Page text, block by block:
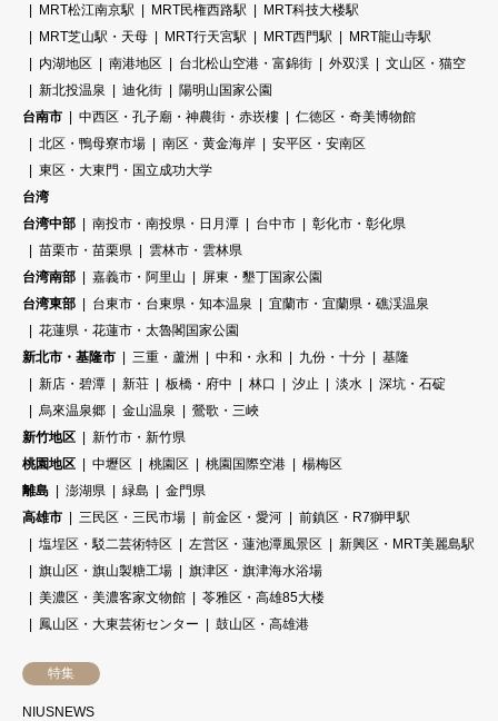
MRT松江南京駅
MRT民権西路駅
MRT科技大楼駅
MRT芝山駅・天母
MRT行天宮駅 MRT西門駅
MRT龍山寺駅
内湖地区
南港地区 台北松山空港・富錦街 外双渓
文山区・猫空
新北投温泉
迪化街
陽明山国家公園
台南市
中西区・孔子廟・神農街・赤崁樓
仁徳区・奇美博物館
北区・鴨母寮市場
南区・黄金海岸
安平区・安南区
東区・大東門・国立成功大学
台湾
台湾中部
南投市・南投県・日月潭 台中市
彰化市・彰化県
苗栗市・苗栗県
雲林市・雲林県
台湾南部
嘉義市・阿里山
屏東・墾丁国家公園
台湾東部
台東市・台東県・知本温泉
宜蘭市・宜蘭県・礁渓温泉
花蓮県・花蓮市・太魯閣国家公園
新北市・基隆市
三重・蘆洲 中和・永和 九份・十分
基隆
新店・碧潭
新荘 板橋・府中 林口 汐止 淡水
深坑・石碇
烏來温泉郷
金山温泉
鶯歌・三峽
新竹地区
新竹市・新竹県
桃園地区
中壢区 桃園区 桃園国際空港
楊梅区
離島
澎湖県 緑島
金門県
高雄市
三民区・三民市場 前金区・愛河
前鎮区・R7獅甲駅
塩埕区・駁二芸術特区
左営区・蓮池潭風景区
新興区・MRT美麗島駅
旗山区・旗山製糖工場
旗津区・旗津海水浴場
美濃区・美濃客家文物館
苓雅区・高雄85大楼
鳳山区・大東芸術センター
鼓山区・高雄港
特集
NIUSNEWS